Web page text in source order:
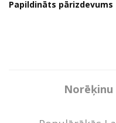
Papildināts pārizdevums
Norēķinu